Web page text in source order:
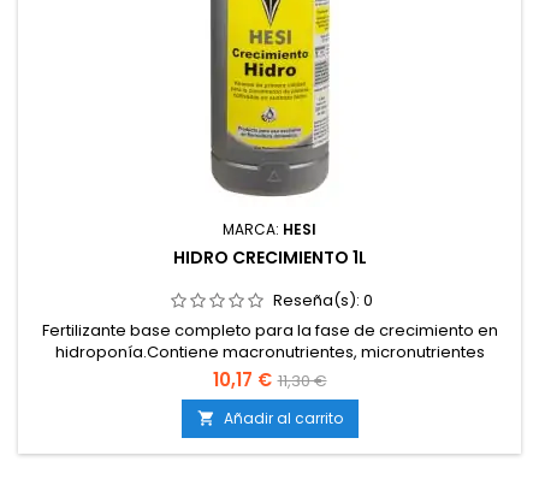
MARCA: HESI
HIDRO CRECIMIENTO 1L
Reseña(s): 0
Fertilizante base completo para la fase de crecimiento en
hidroponía.Contiene macronutrientes, micronutrientes
quelatados y sustancias vitales.Estimula un desarrollo rápido
y equilibrado.Fórmula estable que evita bloqueos en
sistemas de recirculación.Compatible con todo tipo de
sistemas hidropónicos.
10,17 € 11,30 €
 Añadir al carrito